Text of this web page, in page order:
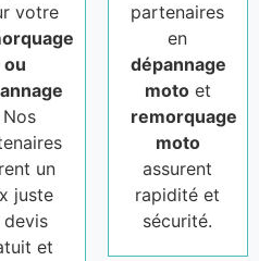
votre
ou
Nos
un
juste
et
partenaires
en
dépannage
motoet
remorquage
moto
assurent
rapidité et
sécurité.